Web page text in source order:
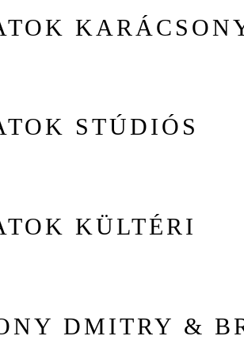
STÚDIÓS
KÜLTÉRI
DMITRY &